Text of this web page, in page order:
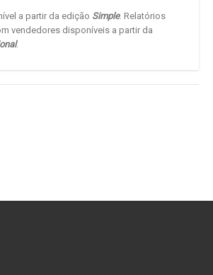
a partir da edição Simple. Relatórios
vendedores disponíveis a partir da
.